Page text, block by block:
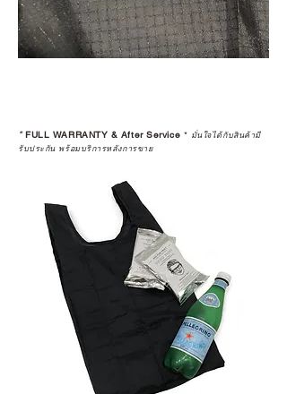
*FULL WARRANTY & After Service * มั่นใจได้กับสินค้ามี
รับประกัน พร้อมบริการหลังการขาย